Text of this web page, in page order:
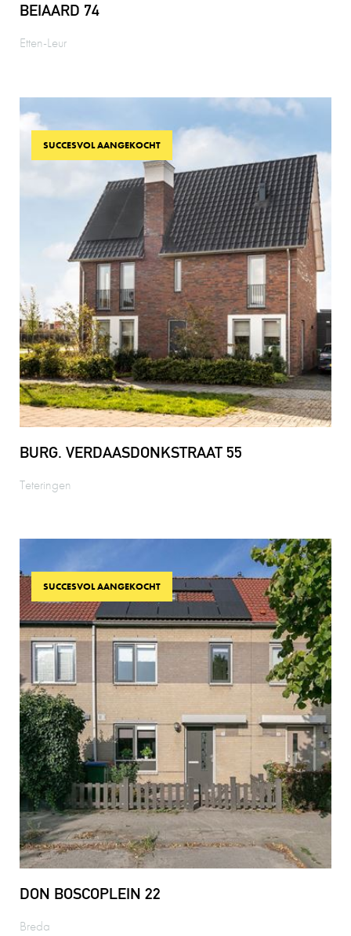
BEIAARD 74
Etten-Leur
SUCCESVOL AANGEKOCHT
BURG. VERDAASDONKSTRAAT 55
Teteringen
SUCCESVOL AANGEKOCHT
DON BOSCOPLEIN 22
Breda